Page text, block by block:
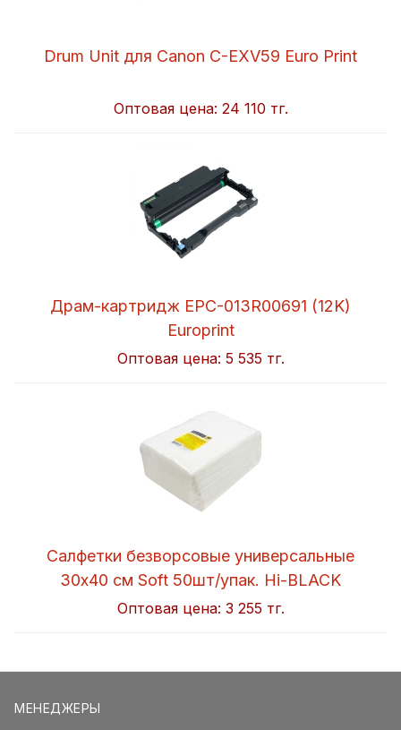
Drum Unit для Canon C-EXV59 Euro Print
Оптовая цена: 24 110 тг.
Драм-картридж EPC-013R00691 (12K)
Europrint
Оптовая цена: 5 535 тг.
Салфетки безворсовые универсальные
30x40 см Soft 50шт/упак. Hi-BLACK
Оптовая цена: 3 255 тг.
МЕНЕДЖЕРЫ